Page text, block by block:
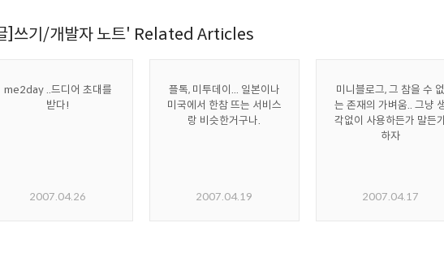
]쓰기/개발자 노트' Related Articles
me2day ..드디어 초대를
받다!
2007.04.26
플톡, 미투데이... 일본이나
미국에서 한참 뜨는 서비스
랑 비슷한거구나.
2007.04.19
미니블로그, 그 참을 수 없
는 존재의 가벼움.. 그냥
각없이 사용하든가 말든
하자
2007.04.17